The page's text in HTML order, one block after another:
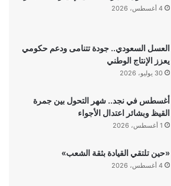
4 أغسطس، 2026
العسل السعودي.. جودة تتنامى ودعم حكومي
يعزز الإنتاج الوطني
30 يوليو، 2026
أغسطس في نجد.. شهر التحول بين جمرة
القيظ وبشائر اعتدال الأجواء
1 أغسطس، 2026
«حين تلتقي القيادة بثقة الشعب»
4 أغسطس، 2026